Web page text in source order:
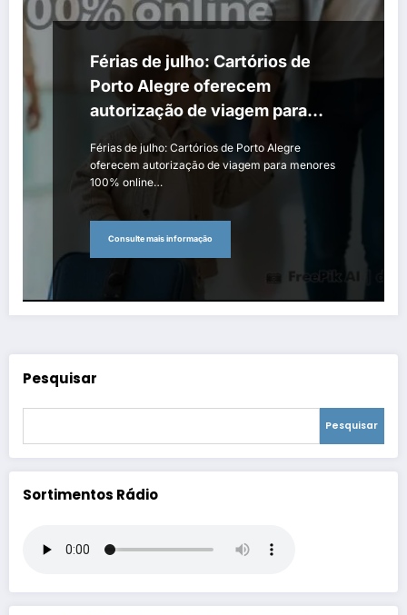
Férias de julho: Cartórios de
Porto Alegre oferecem
autorização de viagem para
menores 100% online
Férias de julho: Cartórios de Porto Alegre
oferecem autorização de viagem para menores
100% online…
Consulte mais informação
Pesquisar
Pesquisar
Sortimentos Rádio